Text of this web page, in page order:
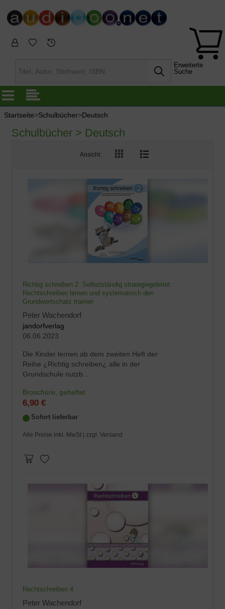
Erweiterte
Suche
Startseite>Schulbücher>Deutsch
Schulbücher > Deutsch
Ansicht:
Richtig schreiben 2. Selbstständig strategiegeleitet
Rechtschreiben lernen und systematisch den
Grundwortschatz trainier
Peter Wachendorf
jandorfverlag
06.06.2023
Die Kinder lernen ab dem zweiten Heft der
Reihe ¿Richtig schreiben¿ alle in der
Grundschule nutzb...
Broschüre, geheftet
6,90 €
Sofort lieferbar
Alle Preise inkl. MwSt | zzgl. Versand
Rechtschreiben 4
Peter Wachendorf